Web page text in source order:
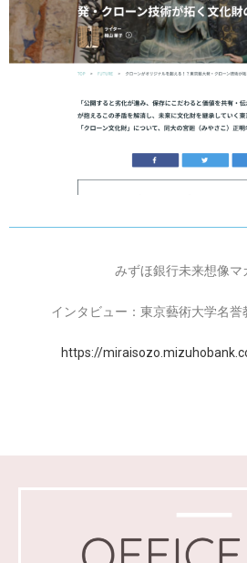
みずほ銀行未来想像マ
インタビュー：東京藝術大学名
https://